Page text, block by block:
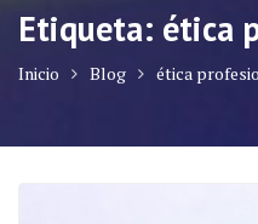
Etiqueta: ética
Inicio Blog ética